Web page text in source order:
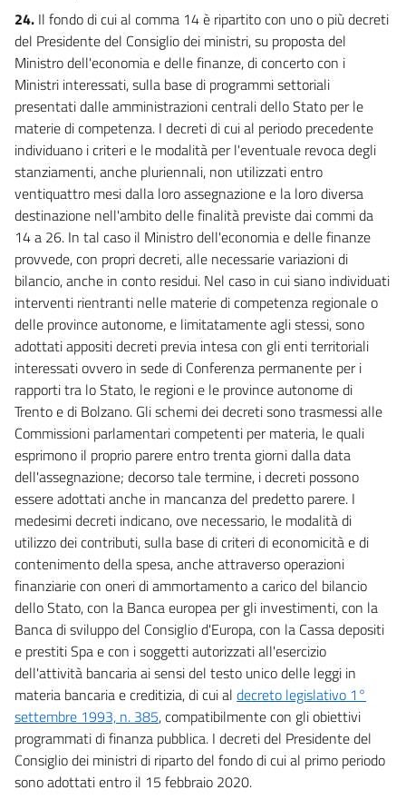
24. Il fondo di cui al comma 14 è ripartito con uno o più decreti
del Presidente del Consiglio dei ministri, su proposta del
Ministro dell'economia e delle finanze, di concerto con i
Ministri interessati, sulla base di programmi settoriali
presentati dalle amministrazioni centrali dello Stato per le
materie di competenza. I decreti di cui al periodo precedente
individuano i criteri e le modalità per l'eventuale revoca degli
stanziamenti, anche pluriennali, non utilizzati entro
ventiquattro mesi dalla loro assegnazione e la loro diversa
destinazione nell'ambito delle finalità previste dai commi da
14 a 26. In tal caso il Ministro dell'economia e delle finanze
provvede, con propri decreti, alle necessarie variazioni di
bilancio, anche in conto residui. Nel caso in cui siano individuati
interventi rientranti nelle materie di competenza regionale o
delle province autonome, e limitatamente agli stessi, sono
adottati appositi decreti previa intesa con gli enti territoriali
interessati ovvero in sede di Conferenza permanente per i
rapporti tra lo Stato, le regioni e le province autonome di
Trento e di Bolzano. Gli schemi dei decreti sono trasmessi alle
Commissioni parlamentari competenti per materia, le quali
esprimono il proprio parere entro trenta giorni dalla data
dell'assegnazione; decorso tale termine, i decreti possono
essere adottati anche in mancanza del predetto parere. I
medesimi decreti indicano, ove necessario, le modalità di
utilizzo dei contributi, sulla base di criteri di economicità e di
contenimento della spesa, anche attraverso operazioni
finanziarie con oneri di ammortamento a carico del bilancio
dello Stato, con la Banca europea per gli investimenti, con la
Banca di sviluppo del Consiglio d'Europa, con la Cassa depositi
e prestiti Spa e con i soggetti autorizzati all'esercizio
dell'attività bancaria ai sensi del testo unico delle leggi in
materia bancaria e creditizia, di cui al decreto legislativo 1°
settembre 1993, n. 385, compatibilmente con gli obiettivi
programmati di finanza pubblica. I decreti del Presidente del
Consiglio dei ministri di riparto del fondo di cui al primo periodo
sono adottati entro il 15 febbraio 2020.